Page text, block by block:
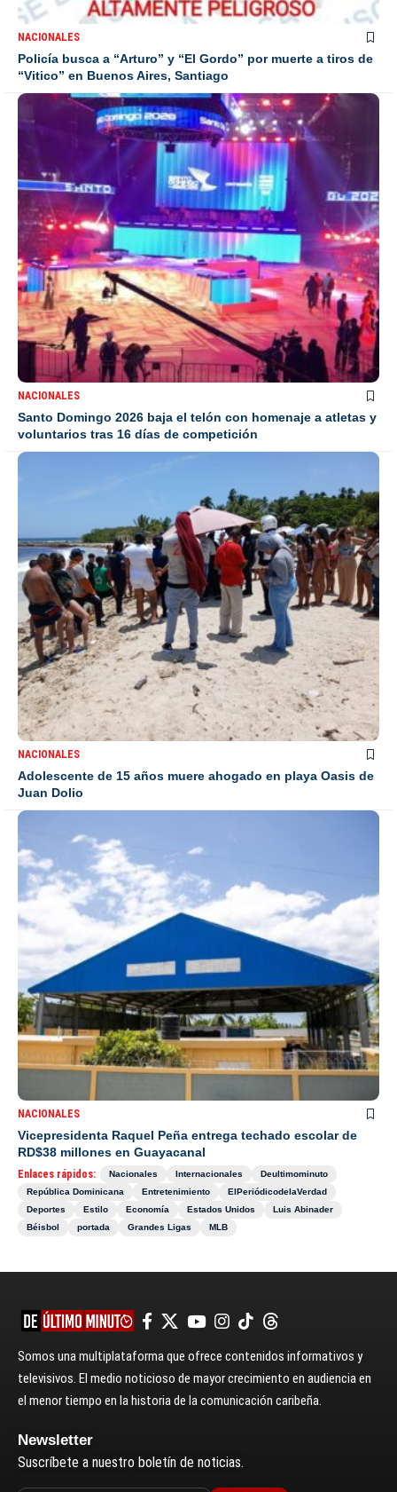
NACIONALES
Policía busca a “Arturo” y “El Gordo” por muerte a tiros de
“Vitico” en Buenos Aires, Santiago
NACIONALES
Santo Domingo 2026 baja el telón con homenaje a atletas y
voluntarios tras 16 días de competición
NACIONALES
Adolescente de 15 años muere ahogado en playa Oasis de
Juan Dolio
NACIONALES
Vicepresidenta Raquel Peña entrega techado escolar de
RD$38 millones en Guayacanal
Enlaces rápidos: Nacionales Internacionales
Deultimominuto
República Dominicana
Entretenimiento
ElPeriódicodelaVerdad
Deportes
Estilo Economía Estados Unidos
Luis Abinader
Béisbol
portada Grandes Ligas MLB
Somos una multiplataforma que ofrece contenidos informativos y
televisivos. El medio noticioso de mayor crecimiento en audiencia en
el menor tiempo en la historia de la comunicación caribeña.
Newsletter
Suscríbete a nuestro boletín de noticias.